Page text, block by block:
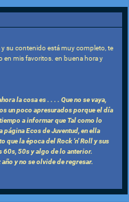
su contenido está muy completo, te
en mis favoritos. en buena hora y
la cosa es . . . . Que no se vaya,
un poco apresurados porque el día
a informar que Tal como lo
página Ecos de Juventud, en ella
la época del Rock ‘n’ Roll y sus
60s, 50s y algo de lo anterior.
y no se olvide de regresar.